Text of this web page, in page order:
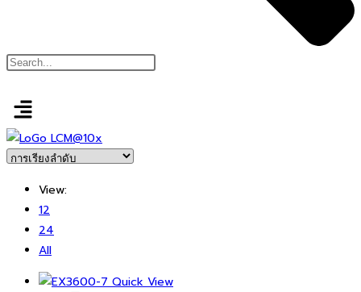
View:
12
24
All
Quick View